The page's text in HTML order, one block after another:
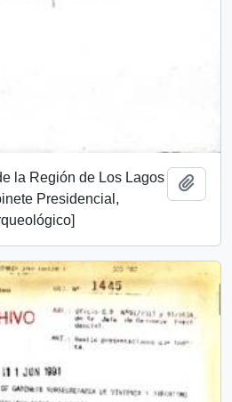
la Región de Los Lagos
Presidencial,